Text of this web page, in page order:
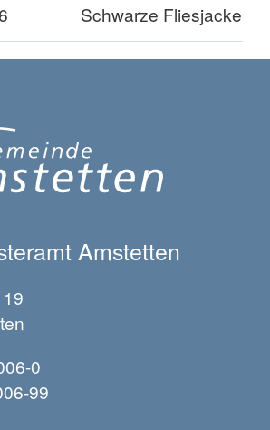
Schwarze Fliesjacke
Amstetten
0
99